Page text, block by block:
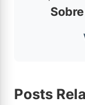
Posts